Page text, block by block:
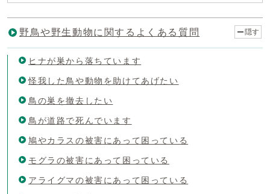
野鳥や野生動物に関するよくある質問 隠す
ヒナが巣から落ちています
怪我した鳥や動物を助けてあげたい
鳥の巣を撤去したい
鳥が道路で死んでいます
鳩やカラスの被害にあって困っている
モグラの被害にあって困っている
アライグマの被害にあって困っている